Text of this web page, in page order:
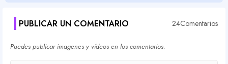
PUBLICAR UN COMENTARIO 24Comentarios
Puedes publicar imagenes y vídeos en los comentarios.